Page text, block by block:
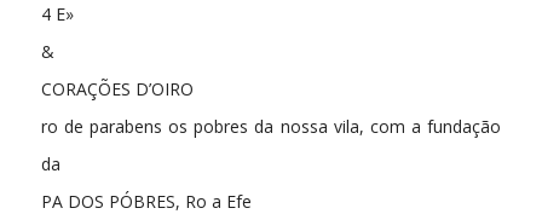
4 E»
&
CORAÇÕES D’OIRO
ro de parabens os pobres da nossa vila, com a fundação
da
PA DOS PÓBRES, Ro a Efe